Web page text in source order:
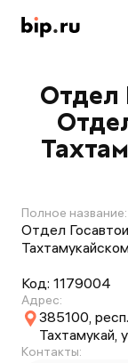
Отдел
Полное название:
Отдел
Код: 1179004
Адрес:
385100,
Тахтамукай,
Контакты: